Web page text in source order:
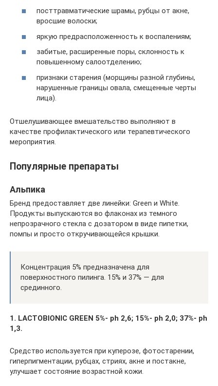
посттравматические шрамы, рубцы от акне,
вросшие волоски;
яркую предрасположенность к воспалениям;
забитые, расширенные поры, склонность к
повышенному салоотделению;
признаки старения (морщины разной глубины,
нарушенные границы овала, смещенные черты
лица).
Отшелушивающее вмешательство выполняют в
качестве профилактического или терапевтического
мероприятия.
Популярные препараты
Альпика
Бренд предоставляет две линейки: Green и White.
Продукты выпускаются во флаконах из темного
непрозрачного стекла с дозатором в виде пипетки,
помпы и просто откручивающейся крышки.
Концентрация 5% предназначена для
поверхностного пилинга. 15% и 37% — для
срединного.
1. LACTOBIONIC GREEN 5%- ph 2,6; 15%- ph 2,0; 37%- ph
1,3.
Средство используется при куперозе, фотостарении,
гиперпигментации, рубцах, стриях, акне и постакне,
улучшает состояние возрастной кожи.